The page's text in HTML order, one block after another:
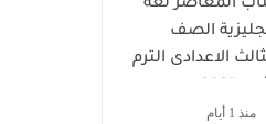
المعاصر لغة
الصف
الاعدادى الترم
منذ 1 أيام